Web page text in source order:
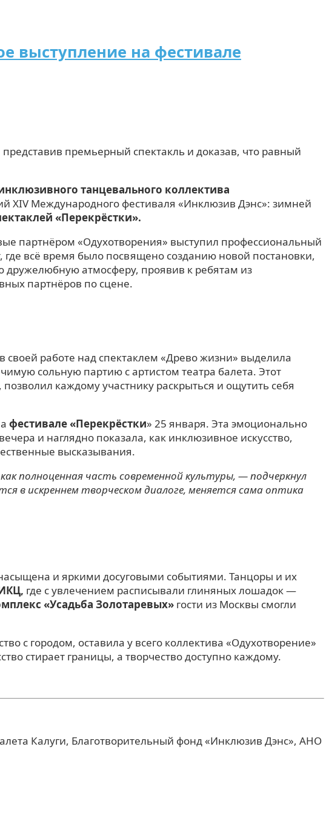
выступление на фестивале
премьерный спектакль и доказав, что равный
танцевального коллектива
XIV Международного фестиваля «Инклюзив Дэнс»: зимней
«Перекрёстки».
партнёром «Одухотворения» выступил профессиональный
где всё время было посвящено созданию новой постановки,
дружелюбную атмосферу, проявив к ребятам из
партнёров по сцене.
своей работе над спектаклем «Древо жизни» выделила
сольную партию с артистом театра балета. Этот
каждому участнику раскрыться и ощутить себя
фестивале «Перекрёстки» 25 января. Эта эмоционально
и наглядно показала, как инклюзивное искусство,
высказывания.
полноценная часть современной культуры, — подчеркнул
в искреннем творческом диалоге, меняется сама оптика
и яркими досуговыми событиями. Танцоры и их
где с увлечением расписывали глиняных лошадок —
«Усадьба Золотаревых» гости из Москвы смогли
с городом, оставила у всего коллектива «Одухотворение»
стирает границы, а творчество доступно каждому.
Калуги, Благотворительный фонд «Инклюзив Дэнс», АНО